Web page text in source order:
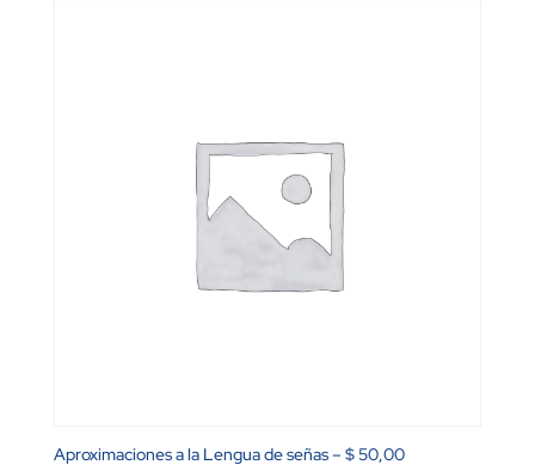
Aproximaciones a la Lengua de señas – $ 50,00